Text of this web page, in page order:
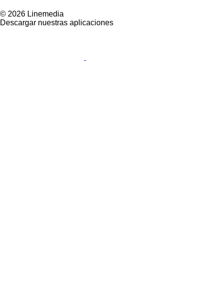
© 2026 Linemedia
Descargar nuestras aplicaciones